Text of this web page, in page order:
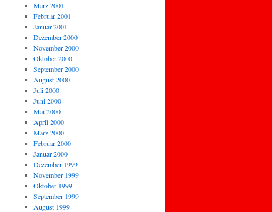
März 2001
Februar 2001
Januar 2001
Dezember 2000
November 2000
Oktober 2000
September 2000
August 2000
Juli 2000
Juni 2000
Mai 2000
April 2000
März 2000
Februar 2000
Januar 2000
Dezember 1999
November 1999
Oktober 1999
September 1999
August 1999